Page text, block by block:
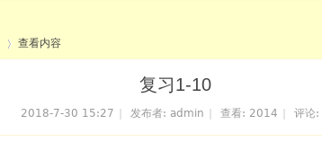
查看内容
复习1-10
2018-7-30 15:27 发布者: admin 查看: 2014 评论: